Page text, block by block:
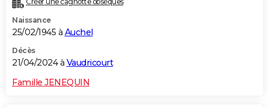
Naissance
25/02/1945 à Auchel
Décès
21/04/2024 à Vaudricourt
Famille JENEQUIN